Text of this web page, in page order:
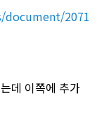
2071
데 이쪽에 추가